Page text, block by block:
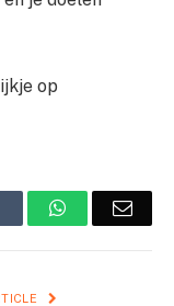
op
Tumblr WhatsApp